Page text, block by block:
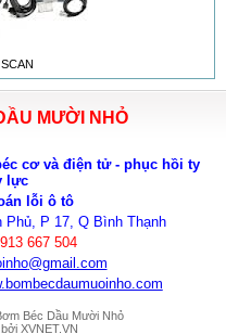
MƯỜI NHỎ
cơ và điện tử - phục hồi ty
lực
lỗi ô tô
P 17, Q Bình Thạnh
667 504
@gmail.com
Béc Dầu Mười Nhỏ
XVNET.VN